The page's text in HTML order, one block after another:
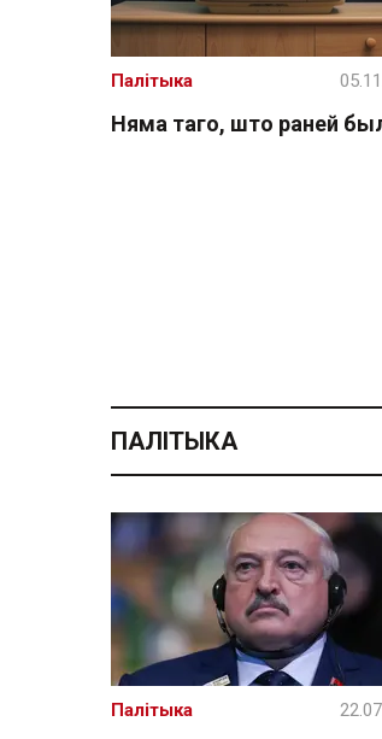
Няма таго, што раней
Палітыка
ПАЛІТЫКА
Палітыка